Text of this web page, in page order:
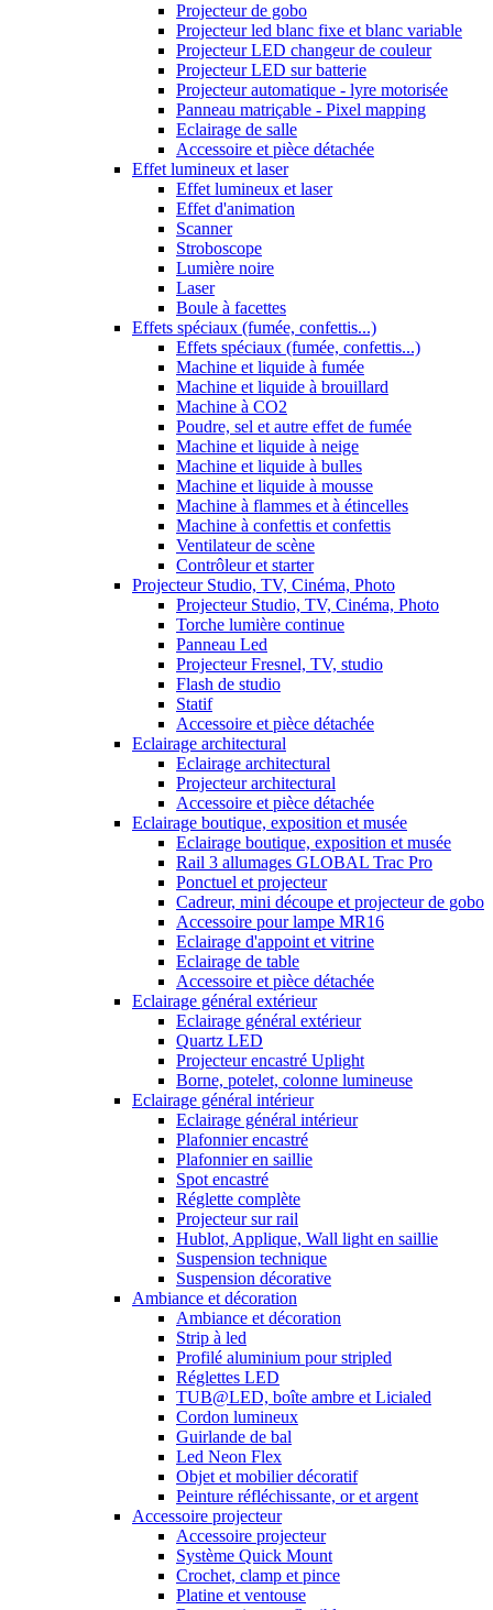
Projecteur de gobo
Projecteur led blanc fixe et blanc variable
Projecteur LED changeur de couleur
Projecteur LED sur batterie
Projecteur automatique - lyre motorisée
Panneau matriçable - Pixel mapping
Eclairage de salle
Accessoire et pièce détachée
Effet lumineux et laser
Effet lumineux et laser
Effet d'animation
Scanner
Stroboscope
Lumière noire
Laser
Boule à facettes
Effets spéciaux (fumée, confettis...)
Effets spéciaux (fumée, confettis...)
Machine et liquide à fumée
Machine et liquide à brouillard
Machine à CO2
Poudre, sel et autre effet de fumée
Machine et liquide à neige
Machine et liquide à bulles
Machine et liquide à mousse
Machine à flammes et à étincelles
Machine à confettis et confettis
Ventilateur de scène
Contrôleur et starter
Projecteur Studio, TV, Cinéma, Photo
Projecteur Studio, TV, Cinéma, Photo
Torche lumière continue
Panneau Led
Projecteur Fresnel, TV, studio
Flash de studio
Statif
Accessoire et pièce détachée
Eclairage architectural
Eclairage architectural
Projecteur architectural
Accessoire et pièce détachée
Eclairage boutique, exposition et musée
Eclairage boutique, exposition et musée
Rail 3 allumages GLOBAL Trac Pro
Ponctuel et projecteur
Cadreur, mini découpe et projecteur de gobo
Accessoire pour lampe MR16
Eclairage d'appoint et vitrine
Eclairage de table
Accessoire et pièce détachée
Eclairage général extérieur
Eclairage général extérieur
Quartz LED
Projecteur encastré Uplight
Borne, potelet, colonne lumineuse
Eclairage général intérieur
Eclairage général intérieur
Plafonnier encastré
Plafonnier en saillie
Spot encastré
Réglette complète
Projecteur sur rail
Hublot, Applique, Wall light en saillie
Suspension technique
Suspension décorative
Ambiance et décoration
Ambiance et décoration
Strip à led
Profilé aluminium pour stripled
Réglettes LED
TUB@LED, boîte ambre et Licialed
Cordon lumineux
Guirlande de bal
Led Neon Flex
Objet et mobilier décoratif
Peinture réfléchissante, or et argent
Accessoire projecteur
Accessoire projecteur
Système Quick Mount
Crochet, clamp et pince
Platine et ventouse